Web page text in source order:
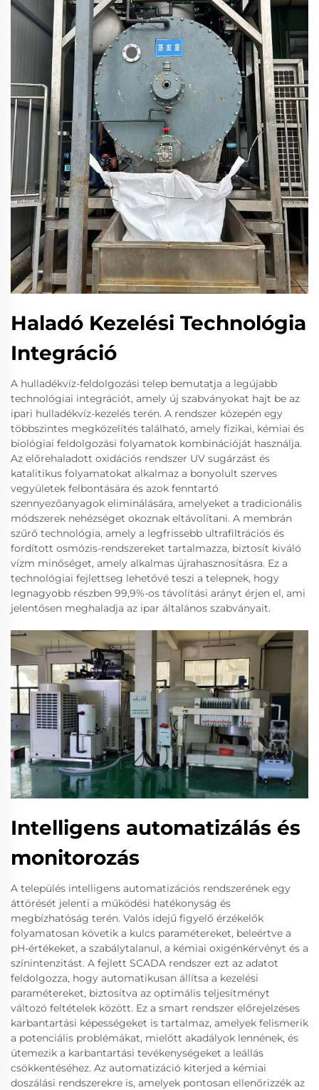
Haladó Kezelési Technológia
Integráció
A hulladékvíz-feldolgozási telep bemutatja a legújabb
technológiai integrációt, amely új szabványokat hajt be az
ipari hulladékvíz-kezelés terén. A rendszer közepén egy
többszintes megközelítés található, amely fizikai, kémiai és
biológiai feldolgozási folyamatok kombinációját használja.
Az előrehaladott oxidációs rendszer UV sugárzást és
katalitikus folyamatokat alkalmaz a bonyolult szerves
vegyületek felbontására és azok fenntartó
szennyezőanyagok eliminálására, amelyeket a tradicionális
módszerek nehézséget okoznak eltávolítani. A membrán
szűrő technológia, amely a legfrissebb ultrafiltrációs és
fordított osmózis-rendszereket tartalmazza, biztosít kiváló
vízm minőséget, amely alkalmas újrahasznosításra. Ez a
technológiai fejlettseg lehetővé teszi a telepnek, hogy
legnagyobb részben 99,9%-os távolítási arányt érjen el, ami
jelentősen meghaladja az ipar általános szabványait.
Intelligens automatizálás és
monitorozás
A település intelligens automatizációs rendszerének egy
áttörését jelenti a működési hatékonyság és
megbízhatóság terén. Valós idejű figyelő érzékelők
folyamatosan követik a kulcs paramétereket, beleértve a
pH-értékeket, a szabálytalanul, a kémiai oxigénkérvényt és a
színintenzitást. A fejlett SCADA rendszer ezt az adatot
feldolgozza, hogy automatikusan állítsa a kezelési
paramétereket, biztosítva az optimális teljesítményt
változó feltételek között. Ez a smart rendszer előrejelzéses
karbantartási képességeket is tartalmaz, amelyek felismerik
a potenciális problémákat, mielőtt akadályok lennének, és
ütemezik a karbantartási tevékenységeket a leállás
csökkentéséhez. Az automatizáció kiterjed a kémiai
doszálási rendszerekre is, amelyek pontosan ellenőrizzék az